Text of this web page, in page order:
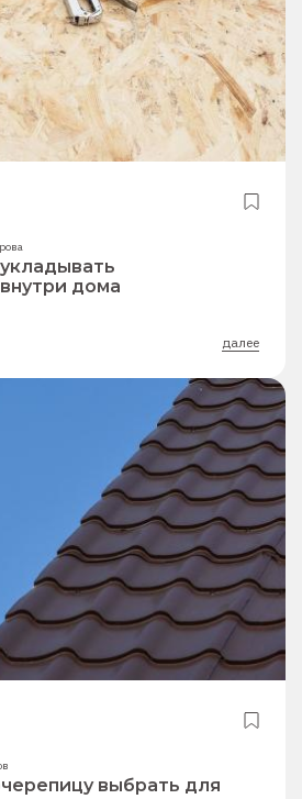
дома
далее
выбрать для